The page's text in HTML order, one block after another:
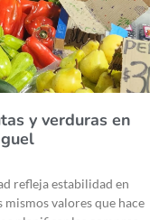
y verduras en
refleja estabilidad en
valores que hace